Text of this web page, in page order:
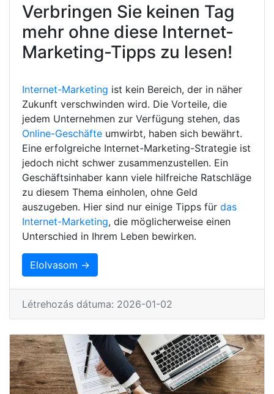
Verbringen Sie keinen Tag
mehr ohne diese Internet-
Marketing-Tipps zu lesen!
Internet-Marketing ist kein Bereich, der in näher
Zukunft verschwinden wird. Die Vorteile, die
jedem Unternehmen zur Verfügung stehen, das
Online-Geschäfte umwirbt, haben sich bewährt.
Eine erfolgreiche Internet-Marketing-Strategie ist
jedoch nicht schwer zusammenzustellen. Ein
Geschäftsinhaber kann viele hilfreiche Ratschläge
zu diesem Thema einholen, ohne Geld
auszugeben. Hier sind nur einige Tipps für das
Internet-Marketing, die möglicherweise einen
Unterschied in Ihrem Leben bewirken.
Elolvasom →
Létrehozás dátuma: 2026-01-02